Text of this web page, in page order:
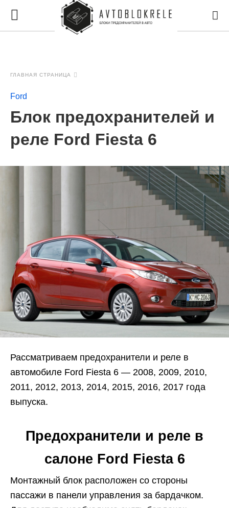
ГЛАВНАЯ СТРАНИЦА
Ford
Блок предохранителей и
реле Ford Fiesta 6
Рассматриваем предохранители и реле в
автомобиле Ford Fiesta 6 — 2008, 2009, 2010,
2011, 2012, 2013, 2014, 2015, 2016, 2017 года
выпуска.
Предохранители и реле в
салоне Ford Fiesta 6
Монтажный блок расположен со стороны
пассажи в панели управления за бардачком.